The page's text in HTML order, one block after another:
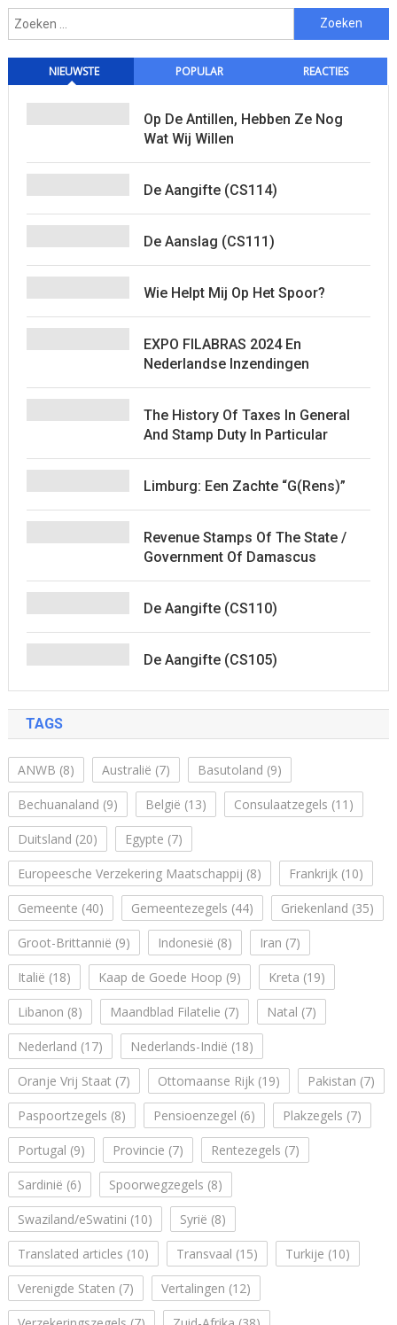
Zoeken
naar:
NIEUWSTE POPULAR REACTIES
Op De Antillen, Hebben Ze Nog
Wat Wij Willen
De Aangifte (CS114)
De Aanslag (CS111)
Wie Helpt Mij Op Het Spoor?
EXPO FILABRAS 2024 En
Nederlandse Inzendingen
The History Of Taxes In General
And Stamp Duty In Particular
Limburg: Een Zachte “G(rens)”
Revenue Stamps Of The State /
Government Of Damascus
De Aangifte (CS110)
De Aangifte (CS105)
TAGS
ANWB (8) Australië (7) Basutoland (9)
Bechuanaland (9) België (13) Consulaatzegels (11)
Duitsland (20) Egypte (7)
Europeesche Verzekering Maatschappij (8) Frankrijk(10)
Gemeente (40) Gemeentezegels (44) Griekenland (35)
Groot-Brittannië (9) Indonesië (8) Iran (7)
Italië (18) Kaap de Goede Hoop (9) Kreta (19)
Libanon (8) Maandblad Filatelie (7) Natal (7)
Nederland (17) Nederlands-Indië (18)
Oranje Vrij Staat (7) Ottomaanse Rijk(19) Pakistan (7)
Paspoortzegels (8) Pensioenzegel (6) Plakzegels (7)
Portugal (9) Provincie (7) Rentezegels (7)
Sardinië (6) Spoorwegzegels (8)
Swaziland/eSwatini (10) Syrië (8)
Translated articles (10) Transvaal (15) Turkije (10)
Verenigde Staten (7) Vertalingen (12)